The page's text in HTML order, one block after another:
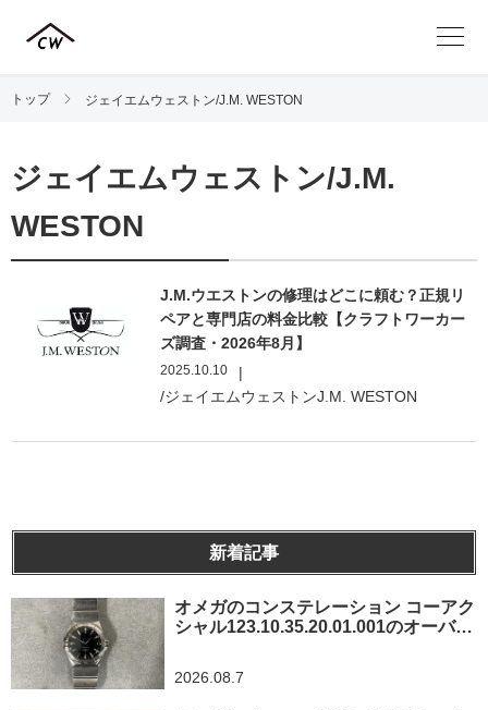
トップ ジェイエムウェストン/J.M. WESTON
ジェイエムウェストン/J.M.
WESTON
J.M.ウエストンの修理はどこに頼む？正規リ
ペアと専門店の料金比較【クラフトワーカー
ズ調査・2026年8月】
2025.10.10
|
/ジェイエムウェストンJ.M. WESTON
新着記事
オメガのコンステレーション コーアク
シャル123.10.35.20.01.001のオーバー
2026.08.7